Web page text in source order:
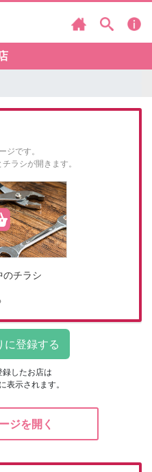
ジです。
ラシが開きます。
のチラシ
録したお店は
表示されます。
ジを開く